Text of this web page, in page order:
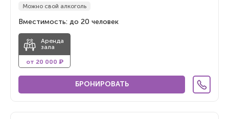
Можно свой алкоголь
Вместимость: до 20 человек
Аренда
зала
от 20 000 ₽
БРОНИРОВАТЬ